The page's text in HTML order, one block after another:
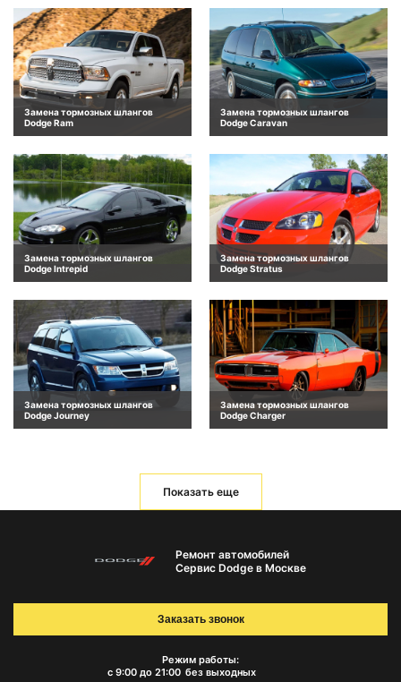
Замена тормозных шлангов
Dodge Ram
Замена тормозных шлангов
Dodge Caravan
Замена тормозных шлангов
Dodge Intrepid
Замена тормозных шлангов
Dodge Stratus
Замена тормозных шлангов
Dodge Journey
Замена тормозных шлангов
Dodge Charger
Показать еще
Ремонт автомобилей
Сервис Dodge в Москве
Режим работы:
с 9:00 до 21:00 без выходных
Заказать звонок